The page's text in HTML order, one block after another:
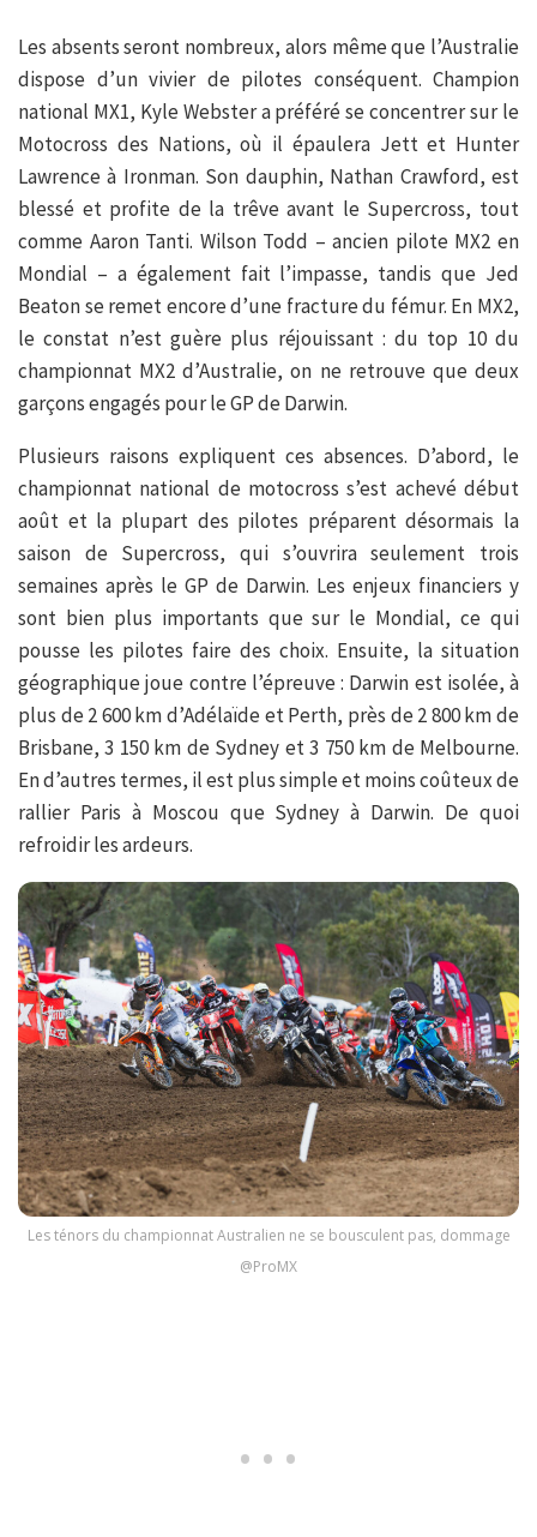
Les absents seront nombreux, alors même que l’Australie
dispose d’un vivier de pilotes conséquent. Champion
national MX1, Kyle Webster a préféré se concentrer sur le
Motocross des Nations, où il épaulera Jett et Hunter
Lawrence à Ironman. Son dauphin, Nathan Crawford, est
blessé et profite de la trêve avant le Supercross, tout
comme Aaron Tanti. Wilson Todd – ancien pilote MX2 en
Mondial – a également fait l’impasse, tandis que Jed
Beaton se remet encore d’une fracture du fémur. En MX2,
le constat n’est guère plus réjouissant : du top 10 du
championnat MX2 d’Australie, on ne retrouve que deux
garçons engagés pour le GP de Darwin.
Plusieurs raisons expliquent ces absences. D’abord, le
championnat national de motocross s’est achevé début
août et la plupart des pilotes préparent désormais la
saison de Supercross, qui s’ouvrira seulement trois
semaines après le GP de Darwin. Les enjeux financiers y
sont bien plus importants que sur le Mondial, ce qui
pousse les pilotes faire des choix. Ensuite, la situation
géographique joue contre l’épreuve : Darwin est isolée, à
plus de 2 600 km d’Adélaïde et Perth, près de 2 800 km de
Brisbane, 3 150 km de Sydney et 3 750 km de Melbourne.
En d’autres termes, il est plus simple et moins coûteux de
rallier Paris à Moscou que Sydney à Darwin. De quoi
refroidir les ardeurs.
Les ténors du championnat Australien ne se bousculent pas, dommage
@ProMX